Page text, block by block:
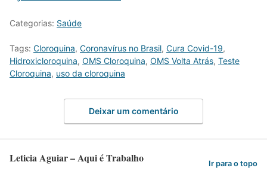
Categorias: Saúde
Tags: Cloroquina, Coronavírus no Brasil, Cura Covid-19,
Hidroxicloroquina, OMS Cloroquina, OMS Volta Atrás, Teste
Cloroquina, uso da cloroquina
Deixar um comentário
Leticia Aguiar – Aqui é Trabalho Ir para o topo